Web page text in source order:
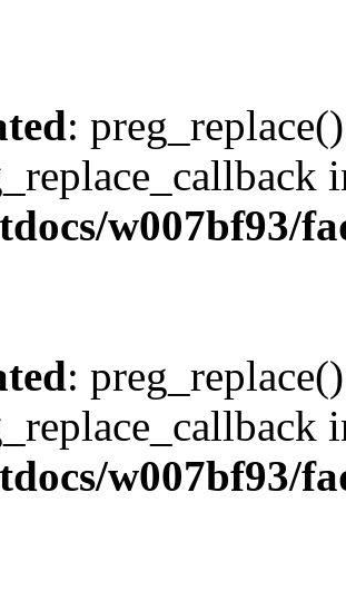
:
w007bf93/
:
w007bf93/